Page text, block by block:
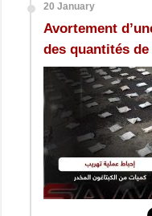
20 January
Avortement
des quantités